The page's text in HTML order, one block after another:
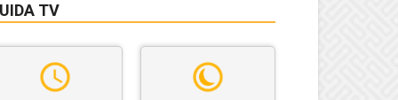
TV